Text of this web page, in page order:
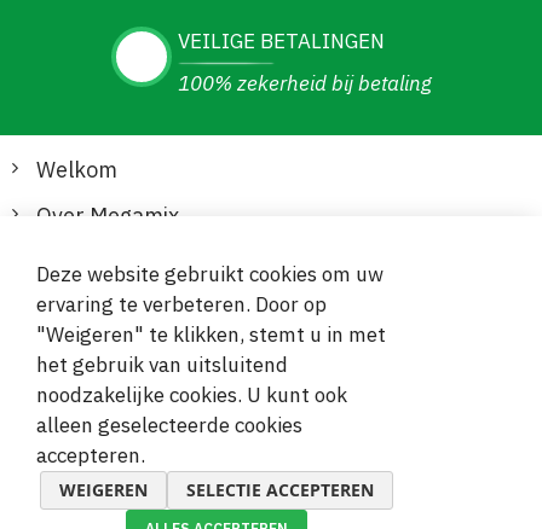
VEILIGE BETALINGEN
100% zekerheid bij betaling
Welkom
Over Megamix
Informatie
Klantenservice
Veilige en gemakkelijke betalingen
Deze website gebruikt cookies om uw
ervaring te verbeteren. Door op
"Weigeren" te klikken, stemt u in met
het gebruik van uitsluitend
noodzakelijke cookies. U kunt ook
alleen geselecteerde cookies
accepteren.
WEIGEREN SELECTIE ACCEPTEREN